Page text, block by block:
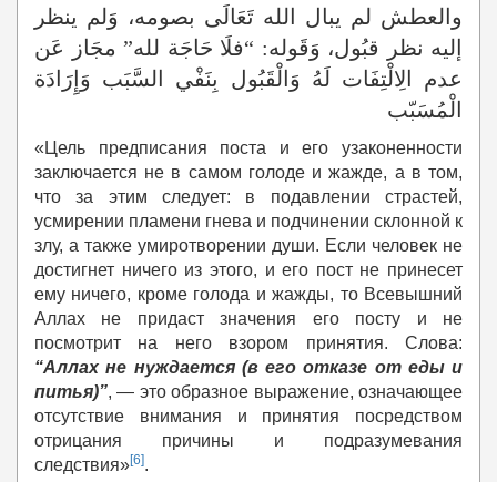
والعطش لم يبال الله تَعَالَى بصومه، وَلم ينظر
إليه نظر قبُول، وَقَوله: “فلَا حَاجَة لله” مجَاز عَن
عدم الِالْتِفَات لَهُ وَالْقَبُول بِنَفْي السَّبَب وَإِرَادَة
الْمُسَبّب
«Цель предписания поста и его узаконенности
заключается не в самом голоде и жажде, а в том,
что за этим следует: в подавлении страстей,
усмирении пламени гнева и подчинении склонной к
злу, а также умиротворении души. Если человек не
достигнет ничего из этого, и его пост не принесет
ему ничего, кроме голода и жажды, то Всевышний
Аллах не придаст значения его посту и не
посмотрит на него взором принятия. Слова:
“Аллах не нуждается (в его отказе от еды и
питья)”, — это образное выражение, означающее
отсутствие внимания и принятия посредством
отрицания причины и подразумевания
следствия»[6].